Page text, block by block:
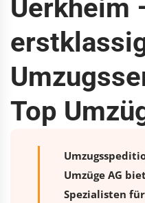
Uerkheim
Top
Umzüge AG
Spezialisten